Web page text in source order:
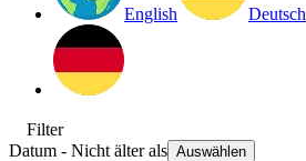
English Deutsch
Filter
Datum - Nicht älter als Auswählen